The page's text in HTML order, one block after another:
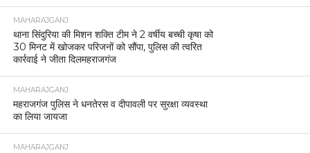
MAHARAJGANJ
थाना सिंदुरिया की मिशन शक्ति टीम ने 2 वर्षीय बच्ची कृषा को
30 मिनट में खोजकर परिजनों को सौंपा, पुलिस की त्वरित
कार्रवाई ने जीता दिलमहराजगंज
MAHARAJGANJ
महराजगंज पुलिस ने धनतेरस व दीपावली पर सुरक्षा व्यवस्था
का लिया जायजा
MAHARAJGANJ